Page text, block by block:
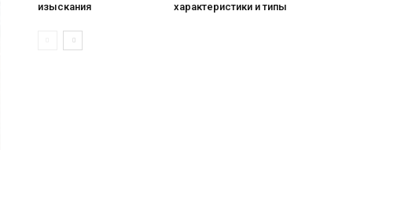
изыскания
характеристики и типы